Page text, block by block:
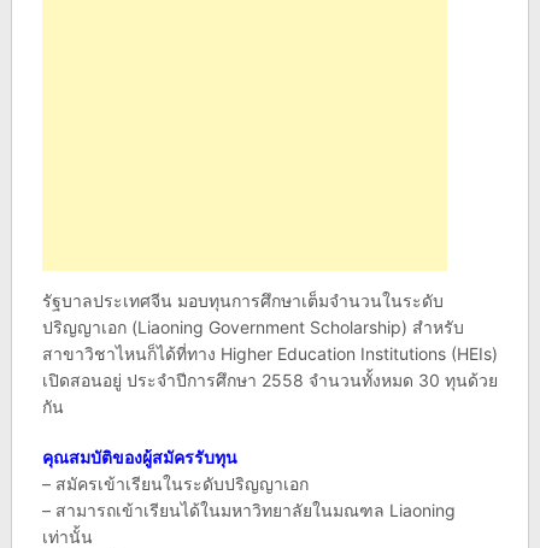
รัฐบาลประเทศจีน มอบทุนการศึกษาเต็มจำนวนในระดับ
ปริญญาเอก (Liaoning Government Scholarship) สำหรับ
สาขาวิชาไหนก็ได้ที่ทาง Higher Education Institutions (HEIs)
เปิดสอนอยู่ ประจำปีการศึกษา 2558 จำนวนทั้งหมด 30 ทุนด้วย
กัน
คุณสมบัติของผู้สมัครรับทุน
– สมัครเข้าเรียนในระดับปริญญาเอก
– สามารถเข้าเรียนได้ในมหาวิทยาลัยในมณฑล Liaoning
เท่านั้น